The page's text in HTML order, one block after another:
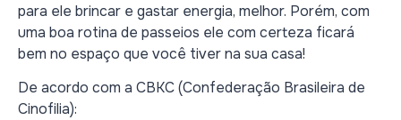
para ele brincar e gastar energia, melhor. Porém, com
uma boa rotina de passeios ele com certeza ficará
bem no espaço que você tiver na sua casa!
De acordo com a CBKC (Confederação Brasileira de
Cinofilia):